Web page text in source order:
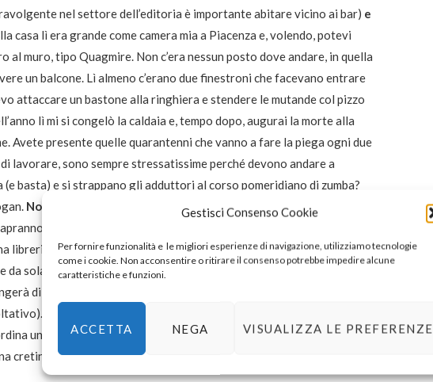
Gestisci Consenso Cookie
Per fornire funzionalità e le migliori esperienze di navigazione, utilizziamo tecnologie
come i cookie. Non acconsentire o ritirare il consenso potrebbe impedire alcune
caratteristiche e funzioni.
ACCETTA NEGA VISUALIZZA LE PREFERENZE
nel settore dell’editoria è importante abitare vicino ai bar) e
casa lì era grande come camera mia a Piacenza e, volendo, potevi
muro, tipo Quagmire. Non c’era nessun posto dove andare, in quella
un balcone. Lì almeno c’erano due finestroni che facevano entrare
attaccare un bastone alla ringhiera e stendere le mutande col pizzo
lì mi si congelò la caldaia e, tempo dopo, augurai la morte alla
Avete presente quelle quarantenni che vanno a fare la piega ogni due
lavorare, sono sempre stressatissime perché devono andare a
(e basta) e si strappano gli adduttori al corso pomeridiano di zumba?
Non affittate mai una casa da una mamma ricca con le Hogan
aiutare, ma ti faranno le pulci sul tubo della doccia. “Guardi,
libreria e una scarpiera… il docciatore, con tutto il rispetto, costa 8
da sola”. La mamma ricca con le Hogan ti fa un favore ad affittarti la
di aver imbiancato e ti vesserà con ogni genere di pidocchioso
ma non lo fa perché sa che cosa sta succedendo o perché ci
un sadico agente immobiliare che il marito le ha messo vicino, ben
cretina.